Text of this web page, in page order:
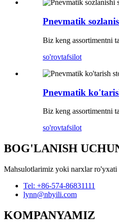
Pnevmatik
Biz keng assortimentni
so'rovtafsilot
Pnevmatik
Biz keng assortimentni
so'rovtafsilot
BOG'LANISH
Mahsulotlarimiz yoki narxlar ro'yxati
Tel: +86-574-86831111
lynn@nbyili.com
KOMPANYAMIZ